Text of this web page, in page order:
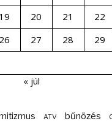
19 20 21 22
26 27 28 29
« júl
ATV bűnözés